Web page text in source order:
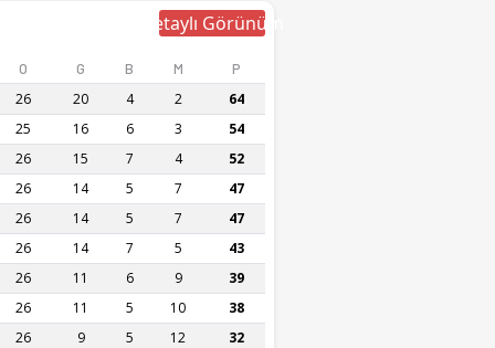
Detaylı Görünüm
O G B M P
26 20 4 2 64
25 16 6 3 54
26 15 7 4 52
26 14 5 7 47
26 14 5 7 47
26 14 7 5 43
26 11 6 9 39
26 11 5 10 38
26 9 5 12 32